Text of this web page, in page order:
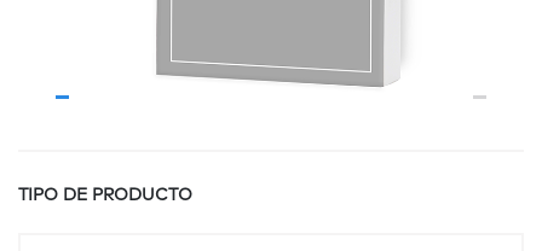
TIPO DE PRODUCTO